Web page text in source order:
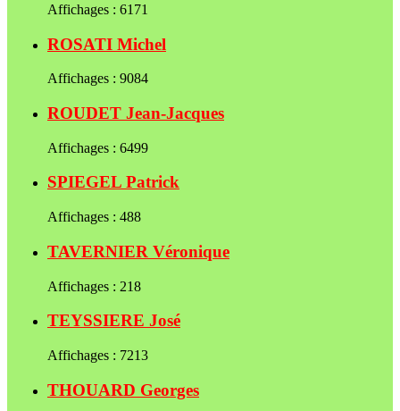
Affichages : 6171
ROSATI Michel
Affichages : 9084
ROUDET Jean-Jacques
Affichages : 6499
SPIEGEL Patrick
Affichages : 488
TAVERNIER Véronique
Affichages : 218
TEYSSIERE José
Affichages : 7213
THOUARD Georges